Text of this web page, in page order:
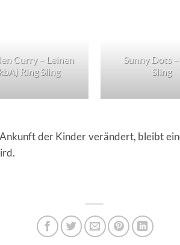
Curry – Leinen
Ring Sling
Sunny Dots
Sling
der Kinder verändert, bleibt